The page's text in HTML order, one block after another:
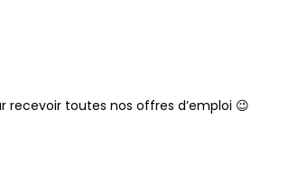
recevoir toutes nos offres d’emploi 😉